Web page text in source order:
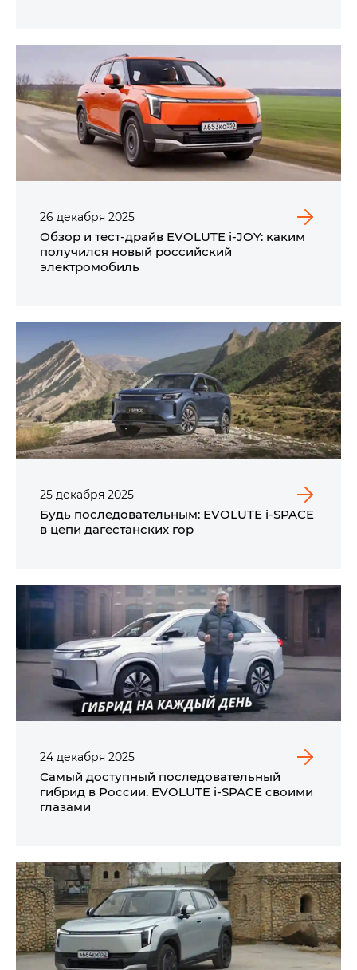
26 декабря 2025
Обзор и тест-драйв EVOLUTE i‑JOY: каким
получился новый российский
электромобиль
25 декабря 2025
Будь последовательным: EVOLUTE i‑SPACE
в цепи дагестанских гор
24 декабря 2025
Самый доступный последовательный
гибрид в России. EVOLUTE i‑SPACE своими
глазами